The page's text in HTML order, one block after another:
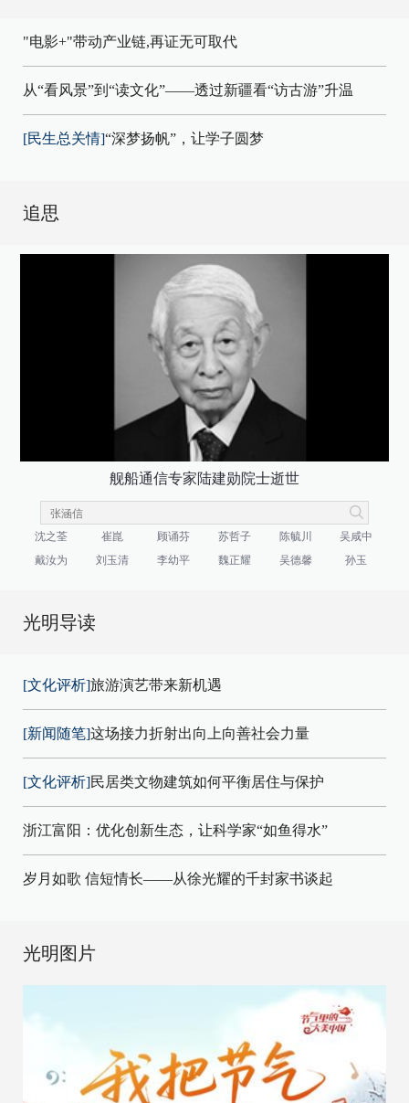
"电影+"带动产业链,再证无可取代
从“看风景”到“读文化”——透过新疆看“访古游”升温
[民生总关情]“深梦扬帆”，让学子圆梦
追思
舰船通信专家陆建勋院士逝世
沈之荃 崔崑 顾诵芬 苏哲子 陈毓川
吴咸中
戴汝为
刘玉清 李幼平 魏正耀 吴德馨 孙玉
光明导读
[文化评析]旅游演艺带来新机遇
[新闻随笔]这场接力折射出向上向善社会力量
[文化评析]民居类文物建筑如何平衡居住与保护
浙江富阳：优化创新生态，让科学家“如鱼得水”
岁月如歌 信短情长——从徐光耀的千封家书谈起
光明图片